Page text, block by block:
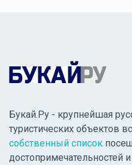
Букай.Ру - крупнейшая
туристических объектов
собственный список
достопримечательностей